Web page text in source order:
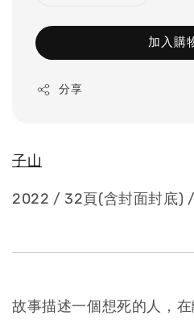
加入購
分享
子山
2022 / 32頁(含封面封底)
故事描述一個想死的人，